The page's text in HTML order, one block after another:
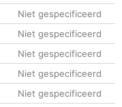
Niet gespecificeerd
Niet gespecificeerd
Niet gespecificeerd
Niet gespecificeerd
Niet gespecificeerd